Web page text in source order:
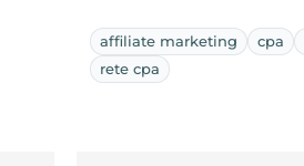
affiliate marketing cpa
rete cpa